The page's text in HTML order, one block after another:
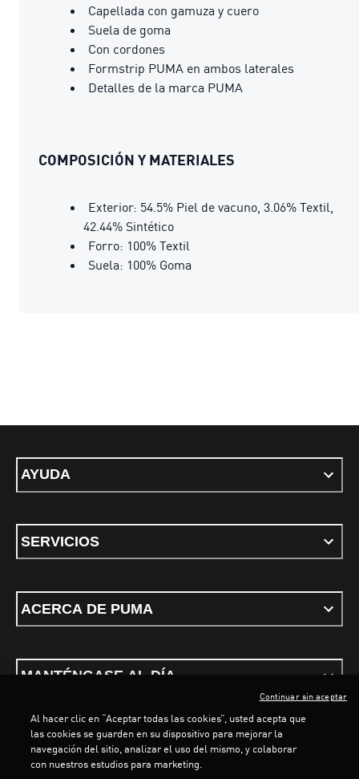
Capellada con gamuza y cuero
Suela de goma
Con cordones
Formstrip PUMA en ambos laterales
Detalles de la marca PUMA
COMPOSICIÓN Y MATERIALES
Exterior: 54.5% Piel de vacuno, 3.06% Textil,
42.44% Sintético
Forro: 100% Textil
Suela: 100% Goma
AYUDA
SERVICIOS
ACERCA DE PUMA
MANTÉNGASE AL DÍA
Términos y condicionesPolítica de Privacidad
Al hacer clic en “Aceptar todas las cookies”, usted acepta que
las cookies se guarden en su dispositivo para mejorar la
navegación del sitio, analizar el uso del mismo, y colaborar
con nuestros estudios para marketing.
Continuar sin aceptar